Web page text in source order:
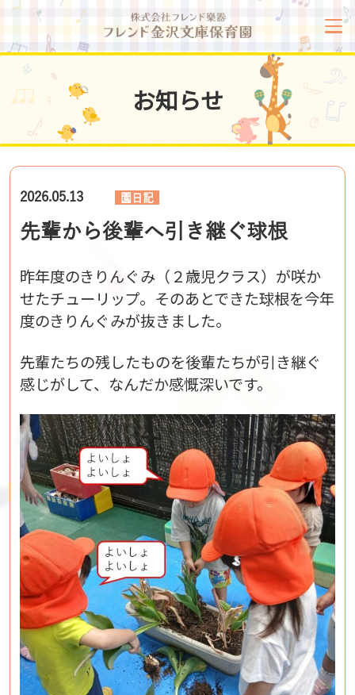
お知らせ
2026.05.13 園日記
先輩から後輩へ引き継ぐ球根
昨年度のきりんぐみ（２歳児クラス）が咲か
せたチューリップ。そのあとできた球根を今年
度のきりんぐみが抜きました。
先輩たちの残したものを後輩たちが引き継ぐ
感じがして、なんだか感慨深いです。